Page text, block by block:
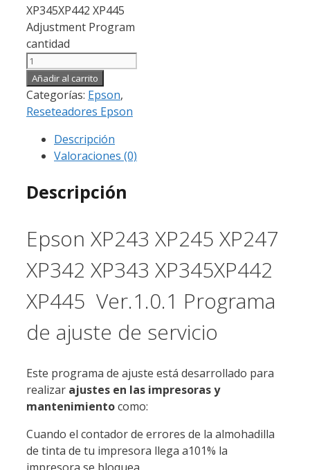
XP345XP442 XP445
Adjustment Program
cantidad
Añadir al carrito
Categorías: Epson,
Reseteadores Epson
Descripción
Valoraciones (0)
Descripción
Epson XP243 XP245 XP247
XP342 XP343 XP345XP442
XP445 Ver.1.0.1 Programa
de ajuste de servicio
Este programa de ajuste está desarrollado para
realizar ajustes en las impresoras y
mantenimientocomo:
Cuando el contador de errores de la almohadilla
de tinta de tu impresora llega a101% la